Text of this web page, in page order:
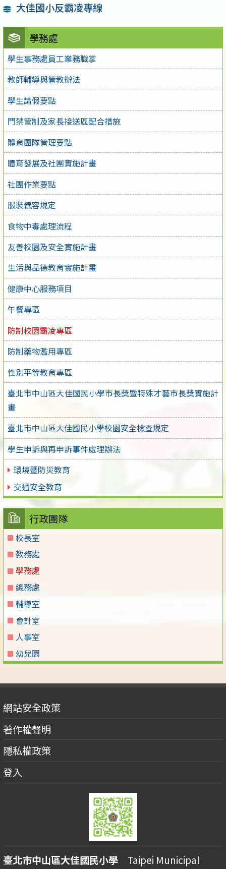
學務處
學生事務處員工業務職掌
教師輔導與管教辦法
學生請假要點
門禁管制及家長接送區配合措施
體育團隊管理要點
體育發展及社團實施計畫
社團作業要點
服裝儀容規定
食物中毒處理流程
友善校園及安全實施計畫
生活與品德教育實施計畫
健康中心服務項目
午餐專區
防制校園霸凌專區
防制藥物濫用專區
性別平等教育專區
臺北市中山區大佳國民小學市長獎暨特殊才藝市長獎實施計
畫
臺北市中山區大佳國民小學校園安全檢查規定
學生申訴與再申訴事件處理辦法
環境暨防災教育
交通安全教育
行政團隊
校長室
教務處
學務處
總務處
輔導室
會計室
人事室
幼兒園
大佳國小反霸凌專線
網站安全政策
著作權聲明
隱私權政策
登入
臺北市中山區大佳國民小學 Taipei Municipal